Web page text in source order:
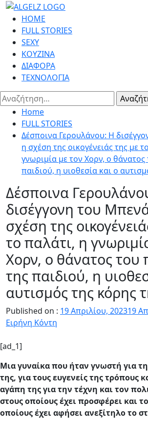
Skip
content
Primary
Menu
HOME
FULL STORIES
SEXY
ΚΟΥΖΙΝΑ
ΔΙΑΦΟΡΑ
ΤΕΧΝΟΛΟΓΙΑ
Αναζήτηση
για:
Home
FULL STORIES
Δέσποινα Γερουλάνου: Η
η σχέση της οικογένειάς της με
γνωριμία με τον Χορν, ο
παιδιού, η υιοθεσία και ο
Δέσποινα
δισέγγονη του
σχέση της
το παλάτι, η
Χορν, ο θάνατος του
της παιδιού, η
αυτισμός της κόρης
Published on : 19 Απριλίου, 202319
Ειρήνη Κόντη
[ad_1]
Μια γυναίκα που ήταν γνωστή για
της, για τους ευγενείς της τρόπους
αγάπη της για την τέχνη και τον
στους οποίους έχει προσφέρει και
οποίους έχει αφήσει ανεξίτηλο το